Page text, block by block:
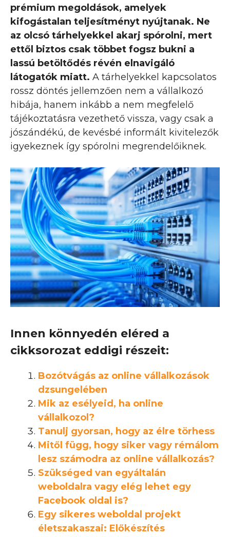
prémium megoldások, amelyek
kifogástalan teljesítményt nyújtanak. Ne
az olcsó tárhelyekkel akarj spórolni, mert
ettől biztos csak többet fogsz bukni a
lassú betöltődés révén elnavigáló
látogatók miatt. A tárhelyekkel kapcsolatos
rossz döntés jellemzően nem a vállalkozó
hibája, hanem inkább a nem megfelelő
tájékoztatásra vezethető vissza, vagy csak a
jószándékú, de kevésbé informált kivitelezők
igyekeznek így spórolni megrendelőiknek.
Innen könnyedén eléred a
cikksorozat eddigi részeit:
Bozótvágás az online vállalkozások
dzsungelében
Mik az esélyeid, ha online
vállalkozol?
Tanulj gyorsan, hogy az élre törhess
Mitől függ, hogy siker vagy rémálom
lesz számodra az online vállalkozás?
Szükséged van egyáltalán
weboldalra vagy elég lehet egy
Facebook oldal is?
Egy sikeres weboldal projekt
életszakaszai: Előkészítés